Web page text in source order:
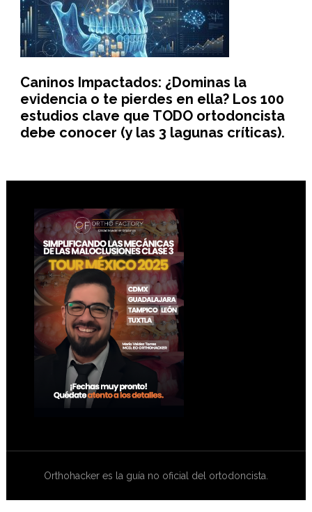
Caninos Impactados: ¿Dominas la
evidencia o te pierdes en ella? Los 100
estudios clave que TODO ortodoncista
debe conocer (y las 3 lagunas críticas).
Footer
Orthohacker es la guía no oficial del ortodoncista.